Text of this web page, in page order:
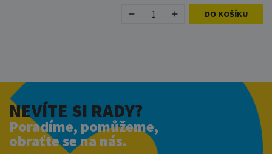
DO KOŠÍKU
NEVÍTE SI RADY?
Poradíme, pomůžeme,
obraťte se na nás.